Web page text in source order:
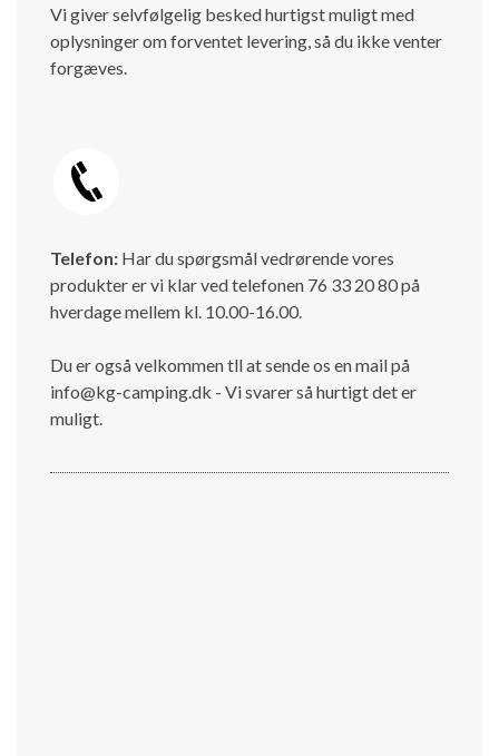
Vi giver selvfølgelig besked hurtigst muligt med
oplysninger om forventet levering, så du ikke venter
forgæves.
Telefon: Har du spørgsmål vedrørende vores
produkter er vi klar ved telefonen 76 33 20 80 på
hverdage mellem kl. 10.00-16.00.
Du er også velkommen tll at sende os en mail på
info@kg-camping.dk - Vi svarer så hurtigt det er
muligt.